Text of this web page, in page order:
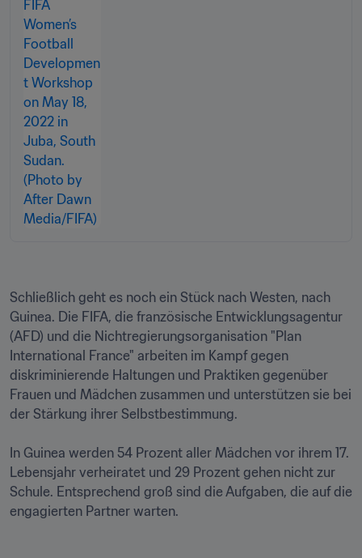
Schließlich geht es noch ein Stück nach Westen, nach
Guinea. Die FIFA, die französische Entwicklungsagentur
(AFD) und die Nichtregierungsorganisation "Plan
International France" arbeiten im Kampf gegen
diskriminierende Haltungen und Praktiken gegenüber
Frauen und Mädchen zusammen und unterstützen sie bei
der Stärkung ihrer Selbstbestimmung.
In Guinea werden 54 Prozent aller Mädchen vor ihrem 17.
Lebensjahr verheiratet und 29 Prozent gehen nicht zur
Schule. Entsprechend groß sind die Aufgaben, die auf die
engagierten Partner warten.